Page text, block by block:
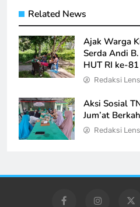
Related News
Ajak Warga
Serda Andi
HUT RI ke-81
Redaksi
Aksi Sosial
Jum’at
Redaksi